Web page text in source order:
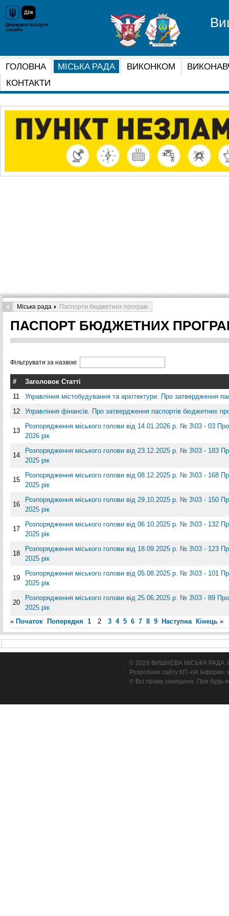
ГОЛОВНА МІСЬКА РАДА ВИКОНКОМ
КОНТАКТИ
Міська рада Паспорти бюджетних програм
ПАСПОРТ БЮДЖЕТНИХ
Фільтрувати за назвою
#
Заголовок Статті
11
Управління містобудування та архітектури. Про затвердження
12
Управління фінансів. Про затвердження паспортів бюджетних
13
Розпорядження міського голови від 14.01.2026 р. № 3\03 - 03
2026 рік
14
Розпорядження міського голови від 23.12.2025 р. № 3\03 - 183
2025 рік
15
Розпорядження міського голови від 08.12.2025 р. № 3\03 - 168
2025 рік
16
Розпорядження міського голови від 29.10.2025 р. № 3\03 - 150
2025 рік
17
Розпорядження міського голови від 06.10.2025 р. № 3\03 - 132
2025 рік
18
Розпорядження міського голови від 18.09.2025 р. № 3\03 - 123
2025 рік
19
Розпорядження міського голови від 05.08.2025 р. № 3\03 - 101
2025 рік
20
Розпорядження міського голови від 25.06.2025 р. № 3\03 - 89
2025 рік
« Початок Попередня 1 2 3 4 5 6 7 8 9 Наступна Кінець »
© 2026 ВИШНЕВА МІСЬКА РАДА.
Розробник сайту КП «ІА Інформ»
© Всі права захищено. При будь-